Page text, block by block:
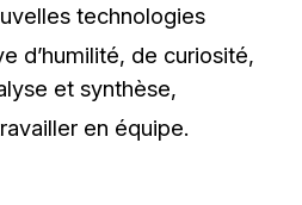
technologies
d’humilité, de curiosité,
et synthèse,
en équipe.